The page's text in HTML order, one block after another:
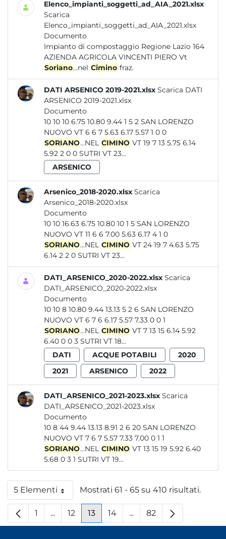
Elenco_impianti_soggetti_ad_AIA_2021.xlsx
Scarica
Elenco_impianti_soggetti_ad_AIA_2021.xlsx
Documento
Impianto di compostaggio Regione Lazio 164
AZIENDA AGRICOLA VINCENTI PIERO Vt
Soriano...nel Cimino fraz.
DATI ARSENICO 2019-2021.xlsx Scarica DATI
ARSENICO 2019-2021.xlsx
Documento
10 10 10 6.75 10.80 9.44 1 5 2 SAN LORENZO
NUOVO VT 6 6 7 5.63 6.17 5.57 1 0 0
SORIANO...NEL CIMINO VT 19 7 13 5.75 6.14
5.92 2 0 0 SUTRI VT 23...
ARSENICO
Arsenico_2018-2020.xlsx Scarica
Arsenico_2018-2020.xlsx
Documento
10 10 16.63 6.75 10.80 10 1 5 SAN LORENZO
NUOVO VT 11 6 6 7.00 5.63 6.17 4 1 0
SORIANO...NEL CIMINO VT 24 19 7 4.63 5.75
6.14 2 2 0 SUTRI VT 23...
DATI_ARSENICO_2020-2022.xlsx Scarica
DATI_ARSENICO_2020-2022.xlsx
Documento
10 10 8 10.80 9.44 13.13 5 2 6 SAN LORENZO
NUOVO VT 6 7 6 6.17 5.57 7.33 0 0 1
SORIANO...NEL CIMINO VT 7 13 15 6.14 5.92
6.40 0 0 3 SUTRI VT 18...
DATI
ACQUE POTABILI
2020
2021
ARSENICO 2022
DATI_ARSENICO_2021-2023.xlsx Scarica
DATI_ARSENICO_2021-2023.xlsx
Documento
10 8 44 9.44 13.13 8.91 2 6 20 SAN LORENZO
NUOVO VT 7 6 7 5.57 7.33 7.00 0 1 1
SORIANO...NEL CIMINO VT 13 15 19 5.92 6.40
5.68 0 3 1 SUTRI VT 19...
5 ElementiPer paginaMostrati 61 - 65 su 410 risultati.
Pagina
1 ...Pagine intermedie
Pagina
12 Pagina
13 Pagina
14 ...Pagine intermedie
Pagina
82